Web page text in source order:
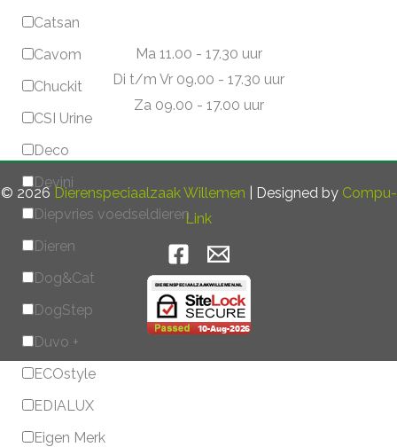
Catsan
Cavom
Chuckit
CSI Urine
Deco
Devini
Diepvries voedseldieren
Dieren
Dog&Cat
DogStep
Duvo +
ECOstyle
EDIALUX
Eigen Merk
Ma 11.00 - 17.30 uur
Di t/m Vr 09.00 - 17.30 uur
Za 09.00 - 17.00 uur
© 2026 Dierenspeciaalzaak Willemen | Designed by Compu-
Link